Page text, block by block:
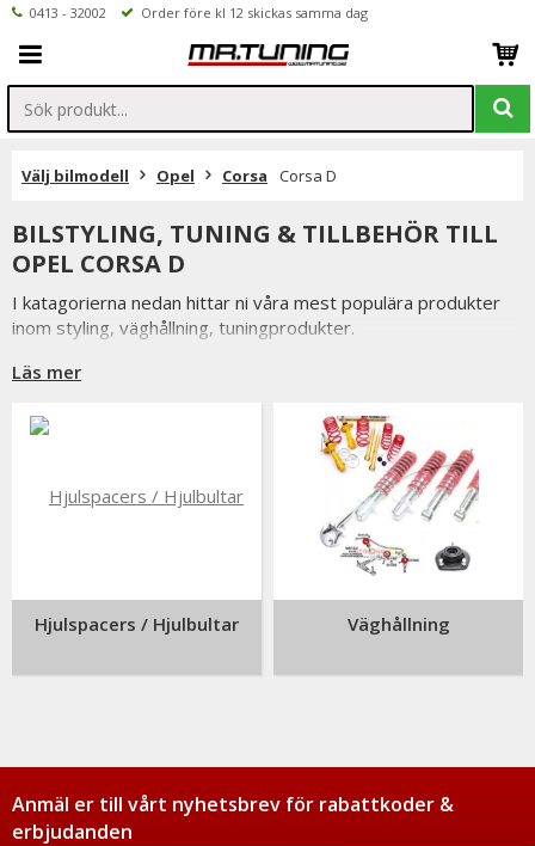
0413 - 32002 Order före kl 12 skickas samma dag
Välj bilmodell Opel Corsa Corsa D
BILSTYLING, TUNING & TILLBEHÖR TILL
OPEL CORSA D
I katagorierna nedan hittar ni våra mest populära produkter
inom styling, väghållning, tuningprodukter.
Är det något som du funderar över eller inte hittar i vårt
Till Opel Corsa D.
Läs mer
Hjulspacers / Hjulbultar Väghållning
Anmäl er till vårt nyhetsbrev för rabattkoder &
erbjudanden